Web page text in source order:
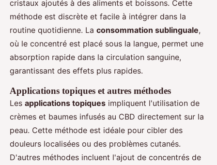
cristaux ajoutés à des aliments et boissons. Cette
méthode est discrète et facile à intégrer dans la
routine quotidienne. La consommation sublinguale,
où le concentré est placé sous la langue, permet une
absorption rapide dans la circulation sanguine,
garantissant des effets plus rapides.
Applications topiques et autres méthodes
Les applications topiques impliquent l'utilisation de
crèmes et baumes infusés au CBD directement sur la
peau. Cette méthode est idéale pour cibler des
douleurs localisées ou des problèmes cutanés.
D'autres méthodes incluent l'ajout de concentrés de